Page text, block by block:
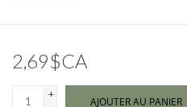
2,69$CA
+
AJOUTER AU PANIER